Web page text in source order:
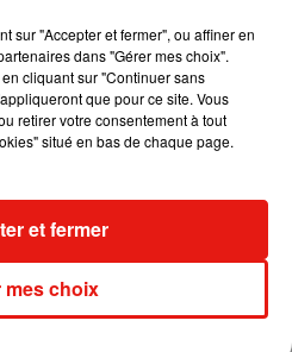
invite Selena Gomez et
sur son nouveau single
invite Charlie Puth pour une
solaire
sur "Accepter et fermer", ou affiner en
dans "Gérer mes choix".
cliquant sur "Continuer sans
que pour ce site. Vous
retirer votre consentement à tout
situé en bas de chaque page.
mes choix
et fermer